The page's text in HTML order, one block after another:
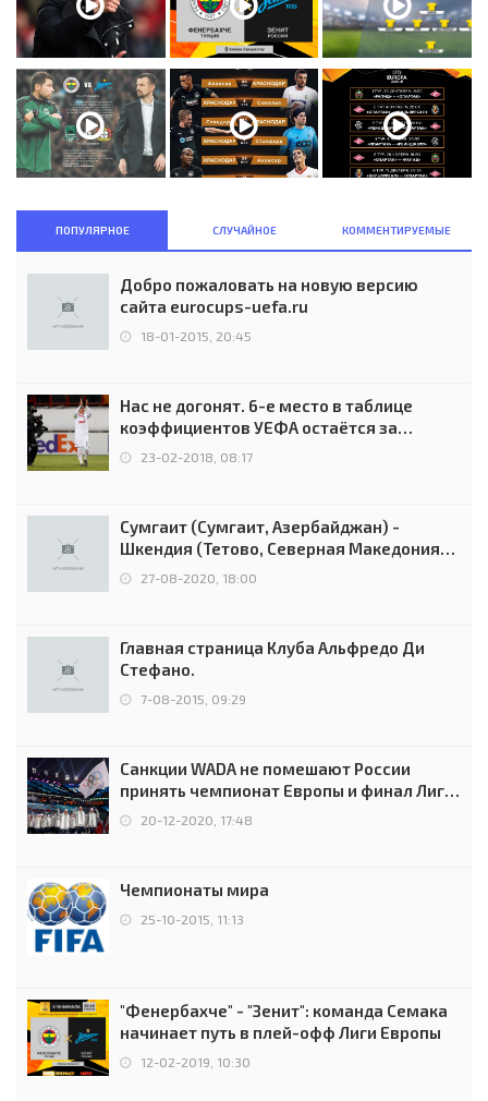
ПОПУЛЯРНОЕ СЛУЧАЙНОЕ КОММЕНТИРУЕМЫЕ
Добро пожаловать на новую версию
сайта eurocups-uefa.ru
18-01-2015, 20:45
Нас не догонят. 6-е место в таблице
коэффициентов УЕФА остаётся за
Россией
23-02-2018, 08:17
Сумгаит (Сумгаит, Азербайджан) -
Шкендия (Тетово, Северная Македония) -
0:2 (0:0)
27-08-2020, 18:00
Главная страница Клуба Альфредо Ди
Стефано.
7-08-2015, 09:29
Санкции WADA не помешают России
принять чемпионат Европы и финал Лиги
чемпионов.
20-12-2020, 17:48
Чемпионаты мира
25-10-2015, 11:13
"Фенербахче" - "Зенит": команда Семака
начинает путь в плей-офф Лиги Европы
12-02-2019, 10:30